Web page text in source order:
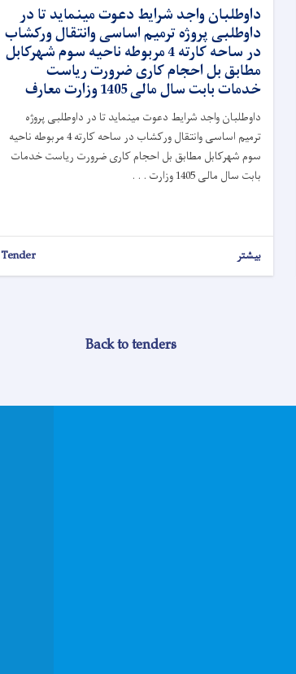
داوطلبان واجد شرایط دعوت مینماید تا در
داوطلبی پروژه ترمیم اساسی وانتقال ورکشاب
در ساحه کارته 4 مربوطه ناحیه سوم شهرکابل
مطابق بل احجام کاری ضرورت ریاست
خدمات بابت سال مالی 1405 وزارت معارف
داوطلبان واجد شرایط دعوت مینماید تا در داوطلبی پروژه
ترمیم اساسی وانتقال ورکشاب در ساحه کارته 4 مربوطه ناحیه
سوم شهرکابل مطابق بل احجام کاری ضرورت ریاست خدمات
بابت سال مالی 1405 وزارت . . .
بیشتر Tender
Back to tenders